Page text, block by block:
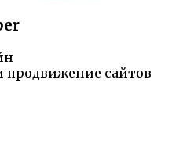
продвижение сайтов